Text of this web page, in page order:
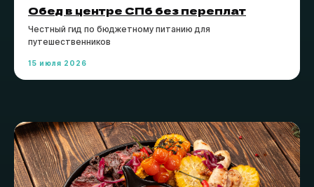
Обед в центре СПб без переплат
Честный гид по бюджетному питанию для
путешественников
15 июля 2026